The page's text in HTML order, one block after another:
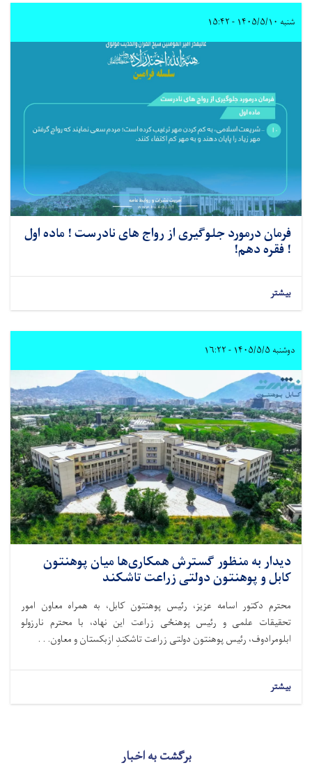
شنبه ۱۴۰۵/۵/۱۰ - ۱۵:۴۲
فرمان درمورد جلوگیری از رواج های نادرست ! ماده اول
! فقره دهم!
بیشتر
دوشنبه ۱۴۰۵/۵/۵ - ۱۶:۲۲
دیدار به منظور گسترش همکاری‌ها میان پوهنتون
کابل و پوهنتون دولتی زراعت تاشکند
محترم دکتور اسامه عزیز، رئیس پوهنتون کابل، به همراه معاون امور
تحقیقات علمی و رئیس پوهنځی زراعت این نهاد، با محترم نارزولو
ابلومرادوف، رئیس پوهنتون دولتی زراعت تاشکندِ ازبکستان و معاون. . .
بیشتر
برگشت به اخبار